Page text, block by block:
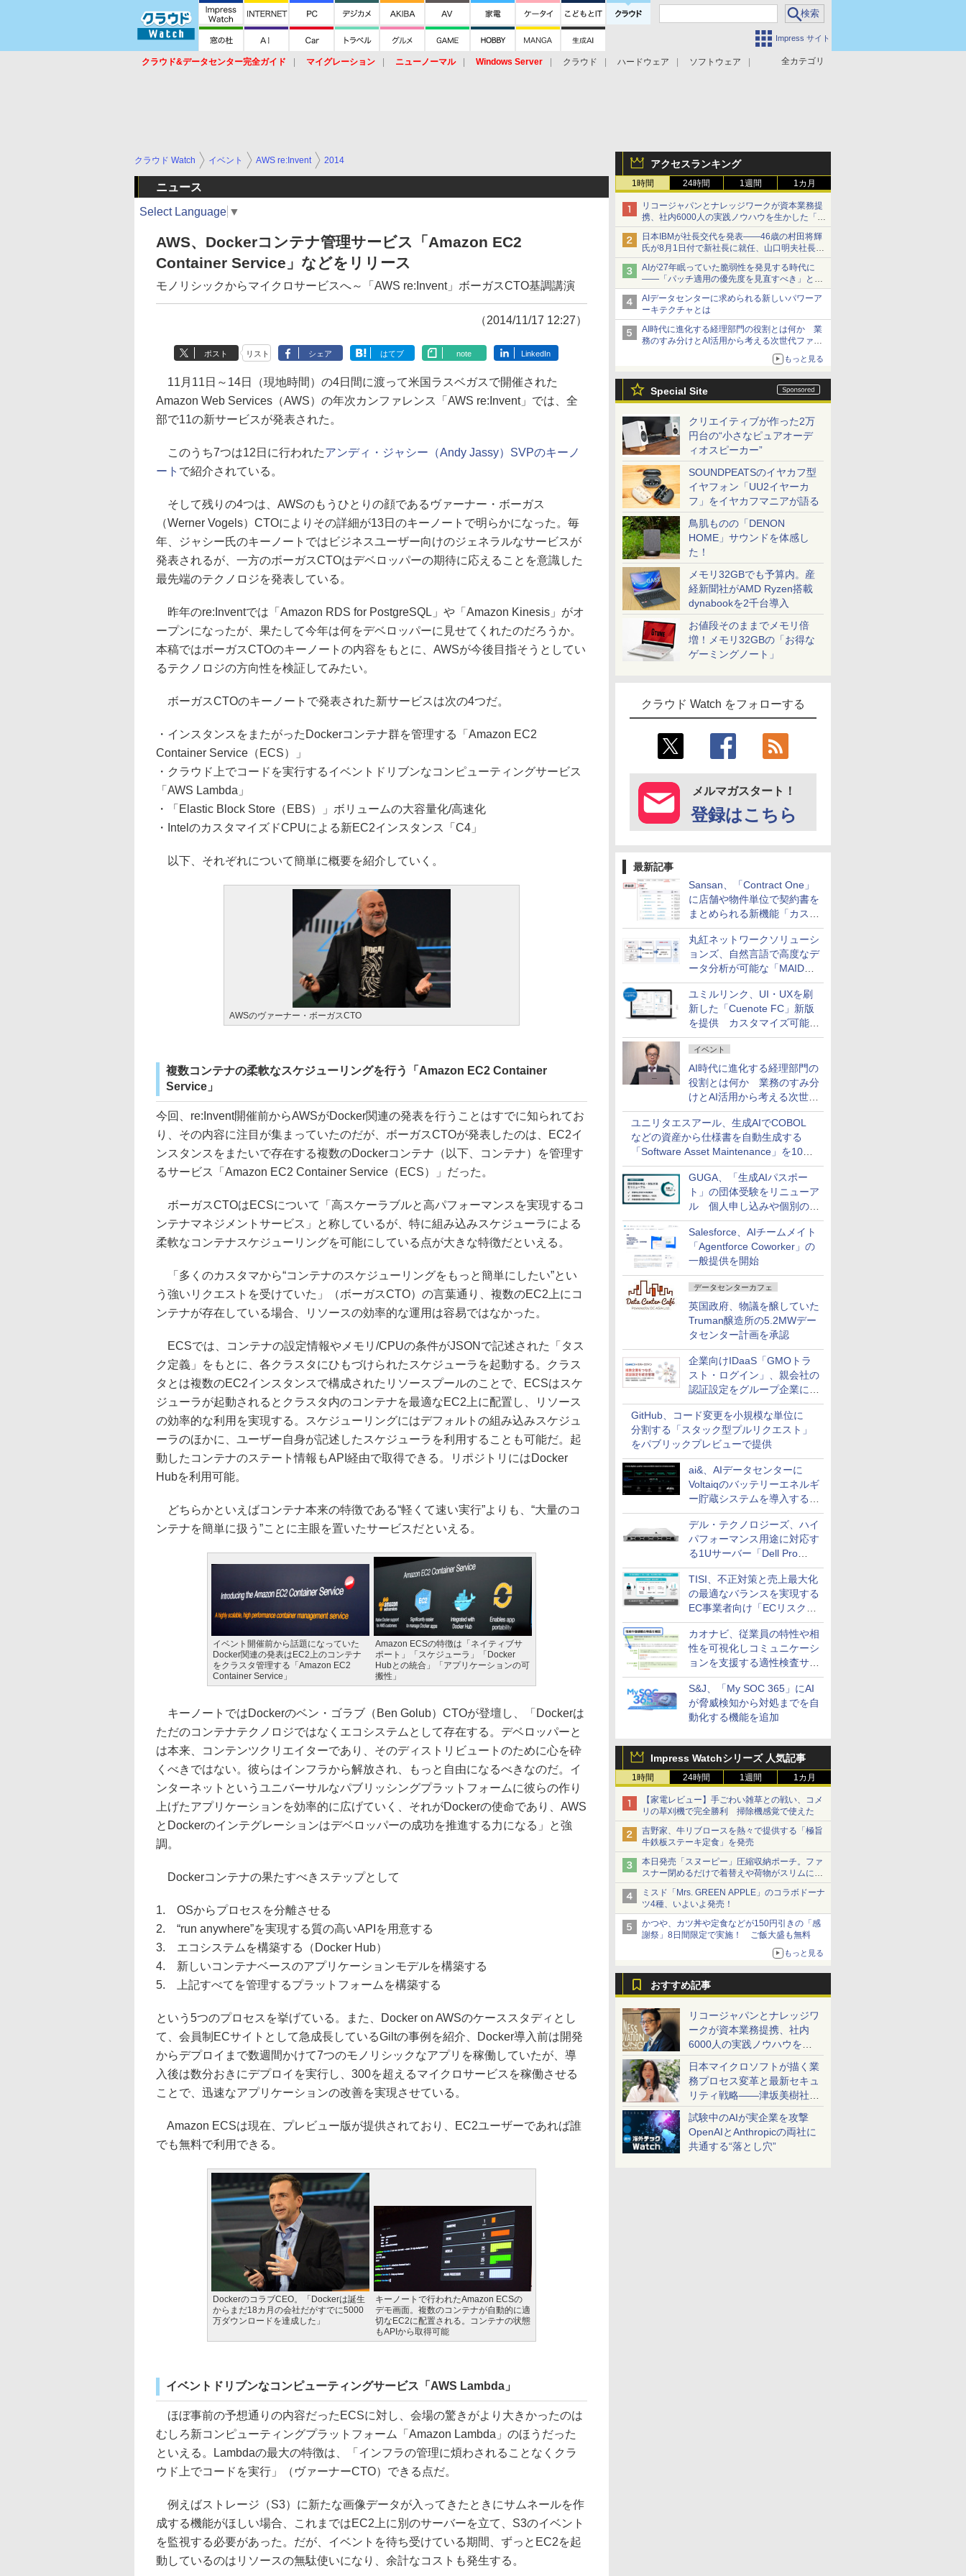
Impress サイト
全カテゴリ
クラウド&データセンター完全ガイド マイグレーション ニューノーマル Windows Server クラウド ハードウェア
ソフトウェア
アクセスランキング
1時間 24時間 1週間 1カ月
リコージャパンとナレッジワークが資本業務提
携、社内6000人の実践ノウハウを生かした「AI
商談記録 for RICOH」を展開へ
日本IBMが社長交代を発表――46歳の村田将輝
氏が8月1日付で新社長に就任、山口明夫社長は
会長へ
AIが27年眠っていた脆弱性を発見する時代に
――「パッチ適用の優先度を見直すべき」とセ
キュリティ専門家
AIデータセンターに求められる新しいパワーア
ーキテクチャとは
AI時代に進化する経理部門の役割とは何か 業
務のすみ分けとAI活用から考える次世代ファイ
もっと見る
Special Site
クリエイティブが作った2万
円台の“小さなピュアオーデ
ィオスピーカー”
SOUNDPEATSのイヤカフ型
イヤフォン「UU2イヤーカ
フ」をイヤカフマニアが語る
鳥肌ものの「DENON
HOME」サウンドを体感し
た！
メモリ32GBでも予算内。産
経新聞社がAMD Ryzen搭載
dynabookを2千台導入
お値段そのままでメモリ倍
増！メモリ32GBの「お得な
ゲーミングノート」
クラウド Watch をフォローする
メルマガスタート！
登録はこちら
最新記事
Sansan、「Contract One」
に店舗や物件単位で契約書を
まとめられる新機能「カスタ
ム契約ツリー」を追加
丸紅ネットワークソリューシ
ョンズ、自然言語で高度なデ
ータ分析が可能な「MAIDOA
AI ASSIST」を9月より提供
ユミルリンク、UI・UXを刷
新した「Cuenote FC」新版
を提供 カスタマイズ可能な
ダッシュボード画面を搭載
イベント
AI時代に進化する経理部門の
役割とは何か 業務のすみ分
けとAI活用から考える次世代
ファイナンス戦略
ユニリタエスアール、生成AIでCOBOL
などの資産から仕様書を自動生成する
「Software Asset Maintenance」を10月
に発売
GUGA、「生成AIパスポー
ト」の団体受験をリニューア
ル 個人申し込みや個別の支
払いなどに対応
Salesforce、AIチームメイト
「Agentforce Coworker」の
一般提供を開始
データセンターカフェ
英国政府、物議を醸していた
Truman醸造所の5.2MWデー
タセンター計画を承認
企業向けIDaaS「GMOトラ
スト・ログイン」、親会社の
認証設定をグループ企業に展
開できる新機能を提供
GitHub、コード変更を小規模な単位に
分割する「スタック型プルリクエスト」
をパブリックプレビューで提供
ai&、AIデータセンターに
Voltaiqのバッテリーエネルギ
ー貯蔵システムを導入する計
画を発表
デル・テクノロジーズ、ハイ
パフォーマンス用途に対応す
る1Uサーバー「Dell Pro
Precision 7 R1ラック」を発
売
TISI、不正対策と売上最大化
の最適なバランスを実現する
EC事業者向け「ECリスク対
策設計・運用支援サービス」
カオナビ、従業員の特性や相
性を可視化しコミュニケーシ
ョンを支援する適性検査サー
ビスを提供
S&J、「My SOC 365」にAI
が脅威検知から対処までを自
動化する機能を追加
Impress Watchシリーズ 人気記事
1時間 24時間 1週間 1カ月
【家電レビュー】手ごわい雑草との戦い、コメ
リの草刈機で完全勝利 掃除機感覚で使えた
吉野家、牛リブロースを熱々で提供する「極旨
牛鉄板ステーキ定食」を発売
本日発売「スヌーピー」圧縮収納ポーチ。ファ
スナー閉めるだけで着替えや荷物がスリムにま
とまる
ミスド「Mrs. GREEN APPLE」のコラボドーナ
ツ4種、いよいよ発売！
かつや、カツ丼や定食などが150円引きの「感
謝祭」8日間限定で実施！ ご飯大盛も無料
もっと見る
おすすめ記事
リコージャパンとナレッジワ
ークが資本業務提携、社内
6000人の実践ノウハウを生
かした「AI商談記録 for
RICOH」を展開へ
日本マイクロソフトが描く業
務プロセス変革と最新セキュ
リティ戦略――津坂美樹社長
が2027年度戦略を説明
試験中のAIが実企業を攻撃
OpenAIとAnthropicの両社に
共通する“落とし穴”
クラウド Watch イベント AWS re:Invent 2014
ニュース
Select Language ▼
AWS、Dockerコンテナ管理サービス「Amazon EC2
Container Service」などをリリース
モノリシックからマイクロサービスへ～「AWS re:Invent」ボーガスCTO基調講演
（2014/11/17 12:27）
ポスト リスト シェア はてブ note LinkedIn
11月11日～14日（現地時間）の4日間に渡って米国ラスベガスで開催された
Amazon Web Services（AWS）の年次カンファレンス「AWS re:Invent」では、全
部で11の新サービスが発表された。
このうち7つは12日に行われたアンディ・ジャシー（Andy Jassy）SVPのキーノ
ート で紹介されている。
そして残りの4つは、AWSのもうひとりの顔であるヴァーナー・ボーガス
（Werner Vogels）CTOによりその詳細が13日のキーノートで明らかになった。毎
年、ジャシー氏のキーノートではビジネスユーザー向けのジェネラルなサービスが
発表されるが、一方のボーガスCTOはデベロッパーの期待に応えることを意識した
最先端のテクノロジを発表している。
昨年のre:Inventでは「Amazon RDS for PostgreSQL」や「Amazon Kinesis」がオ
ープンになったが、果たして今年は何をデベロッパーに見せてくれたのだろうか。
本稿ではボーガスCTOのキーノートの内容をもとに、AWSが今後目指そうとしてい
るテクノロジの方向性を検証してみたい。
ボーガスCTOのキーノートで発表された新サービスは次の4つだ。
・インスタンスをまたがったDockerコンテナ群を管理する「Amazon EC2
Container Service（ECS）」
・クラウド上でコードを実行するイベントドリブンなコンピューティングサービス
「AWS Lambda」
・「Elastic Block Store（EBS）」ボリュームの大容量化/高速化
・IntelのカスタマイズドCPUによる新EC2インスタンス「C4」
以下、それぞれについて簡単に概要を紹介していく。
AWSのヴァーナー・ボーガスCTO
複数コンテナの柔軟なスケジューリングを行う「Amazon EC2 Container
Service」
今回、re:Invent開催前からAWSがDocker関連の発表を行うことはすでに知られてお
り、その内容に注目が集まっていたのだが、ボーガスCTOが発表したのは、EC2イ
ンスタンスをまたいで存在する複数のDockerコンテナ（以下、コンテナ）を管理す
るサービス「Amazon EC2 Container Service（ECS）」だった。
ボーガスCTOはECSについて「高スケーラブルと高パフォーマンスを実現するコ
ンテナマネジメントサービス」と称しているが、特に組み込みスケジューラによる
柔軟なコンテナスケジューリングを可能にしている点が大きな特徴だといえる。
「多くのカスタマから“コンテナのスケジューリングをもっと簡単にしたい”とい
う強いリクエストを受けていた」（ボーガスCTO）の言葉通り、複数のEC2上にコ
ンテナが存在している場合、リソースの効率的な運用は容易ではなかった。
ECSでは、コンテナの設定情報やメモリ/CPUの条件がJSONで記述された「タス
ク定義」をもとに、各クラスタにひもづけられたスケジューラを起動する。クラス
タとは複数のEC2インスタンスで構成されたリソースプールのことで、ECSはスケ
ジューラが起動されるとクラスタ内のコンテナを最適なEC2上に配置し、リソース
の効率的な利用を実現する。スケジューリングにはデフォルトの組み込みスケジュ
ーラのほかに、ユーザー自身が記述したスケジューラを利用することも可能だ。起
動したコンテナのステート情報もAPI経由で取得できる。リポジトリにはDocker
Hubを利用可能。
どちらかといえばコンテナ本来の特徴である“軽くて速い実行”よりも、“大量のコ
ンテナを簡単に扱う”ことに主眼を置いたサービスだといえる。
イベント開催前から話題になっていた
Docker関連の発表はEC2上のコンテナ
をクラスタ管理する「Amazon EC2
Container Service」
Amazon ECSの特徴は「ネイティブサ
ポート」「スケジューラ」「Docker
Hubとの統合」「アプリケーションの可
搬性」
キーノートではDockerのベン・ゴラブ（Ben Golub）CTOが登壇し、「Dockerは
ただのコンテナテクノロジではなくエコシステムとして存在する。デベロッパーと
は本来、コンテンツクリエイターであり、そのディストリビュートのために心を砕
くべきではない。彼らはインフラから解放され、もっと自由になるべきなのだ。イ
ンターネットというユニバーサルなパブリッシングプラットフォームに彼らの作り
上げたアプリケーションを効率的に広げていく、それがDockerの使命であり、AWS
とDockerのインテグレーションはデベロッパーの成功を推進する力になる」と強
調。
Dockerコンテナの果たすべきステップとして
1. OSからプロセスを分離させる
2. “run anywhere”を実現する質の高いAPIを用意する
3. エコシステムを構築する（Docker Hub）
4. 新しいコンテナベースのアプリケーションモデルを構築する
5. 上記すべてを管理するプラットフォームを構築する
という5つのプロセスを挙げている。また、Docker on AWSのケーススタディとし
て、会員制ECサイトとして急成長しているGiltの事例を紹介、Docker導入前は開発
からデプロイまで数週間かけて7つのモノリシックなアプリを稼働していたが、導
入後は数分おきにデプロイを実行し、300を超えるマイクロサービスを稼働させる
ことで、迅速なアプリケーションの改善を実現させている。
Amazon ECSは現在、プレビュー版が提供されており、EC2ユーザーであれば誰
でも無料で利用できる。
DockerのコラブCEO。「Dockerは誕生
からまだ18カ月の会社だがすでに5000
万ダウンロードを達成した」
キーノートで行われたAmazon ECSの
デモ画面。複数のコンテナが自動的に適
切なEC2に配置される。コンテナの状態
もAPIから取得可能
イベントドリブンなコンピューティングサービス「AWS Lambda」
ほぼ事前の予想通りの内容だったECSに対し、会場の驚きがより大きかったのは
むしろ新コンピューティングプラットフォーム「Amazon Lambda」のほうだった
といえる。Lambdaの最大の特徴は、「インフラの管理に煩わされることなくクラ
ウド上でコードを実行」（ヴァーナーCTO）できる点だ。
例えばストレージ（S3）に新たな画像データが入ってきたときにサムネールを作
成する機能がほしい場合、これまではEC2上に別のサーバーを立て、S3のイベント
を監視する必要があった。だが、イベントを待ち受けている期間、ずっとEC2を起
動しているのはリソースの無駄使いになり、余計なコストも発生する。